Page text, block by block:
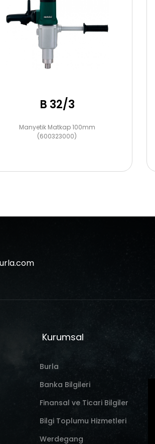
B 32/3
Manyetik Matkap 100mm
(600323000)
Kurumsal
Burla
Banka Bilgileri
Finansal ve Ticari Bilgiler
Bilgi Toplumu Hizmetleri
Werdegang